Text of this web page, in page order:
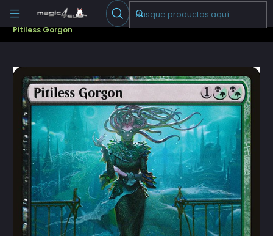
Escribenos
Cartas Sueltas Magic Pioneer
Pitiless Gorgon